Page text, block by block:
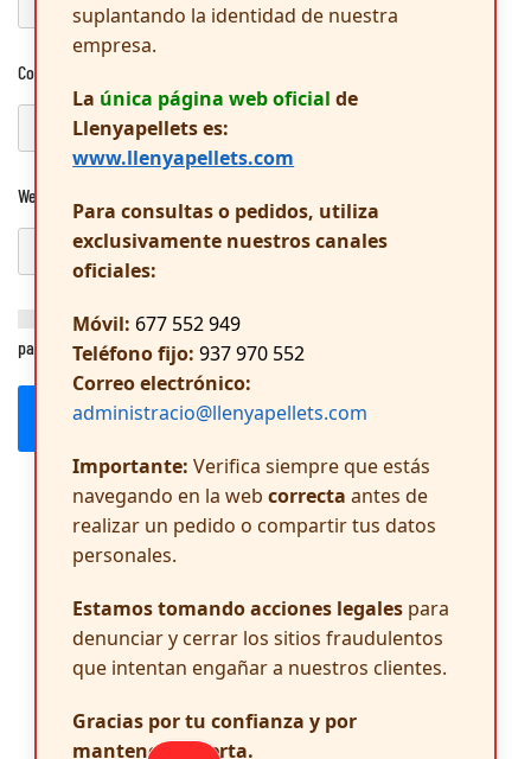
Correo electrónico
Web
Guarda mi nombre, correo electrónico y web en este navegador
para la próxima vez que comente.
Publicar el comentario
suplantando la identidad de nuestra
empresa.
La única página web oficial de
Llenyapellets es:
www.llenyapellets.com
Para consultas o pedidos, utiliza
exclusivamente nuestros canales
oficiales:
Móvil: 677 552 949
Teléfono fijo: 937 970 552
Correo electrónico:
administracio@llenyapellets.com
Importante: Verifica siempre que estás
navegando en la webcorrecta antes de
realizar un pedido o compartir tus datos
personales.
Estamos tomando acciones legales para
denunciar y cerrar los sitios fraudulentos
que intentan engañar a nuestros clientes.
Gracias por tu confianza y por
mantenerte alerta.